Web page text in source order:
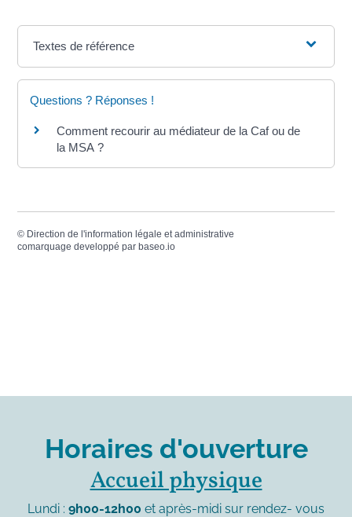
Textes de référence
Questions ? Réponses !
Comment recourir au médiateur de la Caf ou de
la MSA ?
© Direction de l'information légale et administrative
comarquage developpé parbaseo.io
Horaires d'ouverture
Accueil physique
Lundi : 9h00-12h00 et après-midi sur rendez- vous